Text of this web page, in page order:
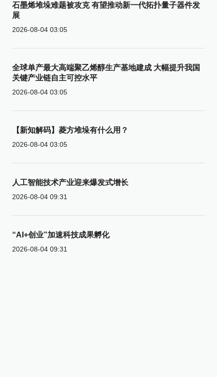
石墨烯堆垛难题被攻克 有望推动新一代拓扑量子器件发
展
2026-08-04 03:05
全球单产最大高端聚乙烯醇生产基地建成 大幅提升我国
关键产业链自主可控水平
2026-08-04 03:05
【新知解码】菱方堆垛有什么用？
2026-08-04 03:05
人工智能技术产业迎来爆发式增长
2026-08-04 09:31
“AI+创业”加速科技成果孵化
2026-08-04 09:31